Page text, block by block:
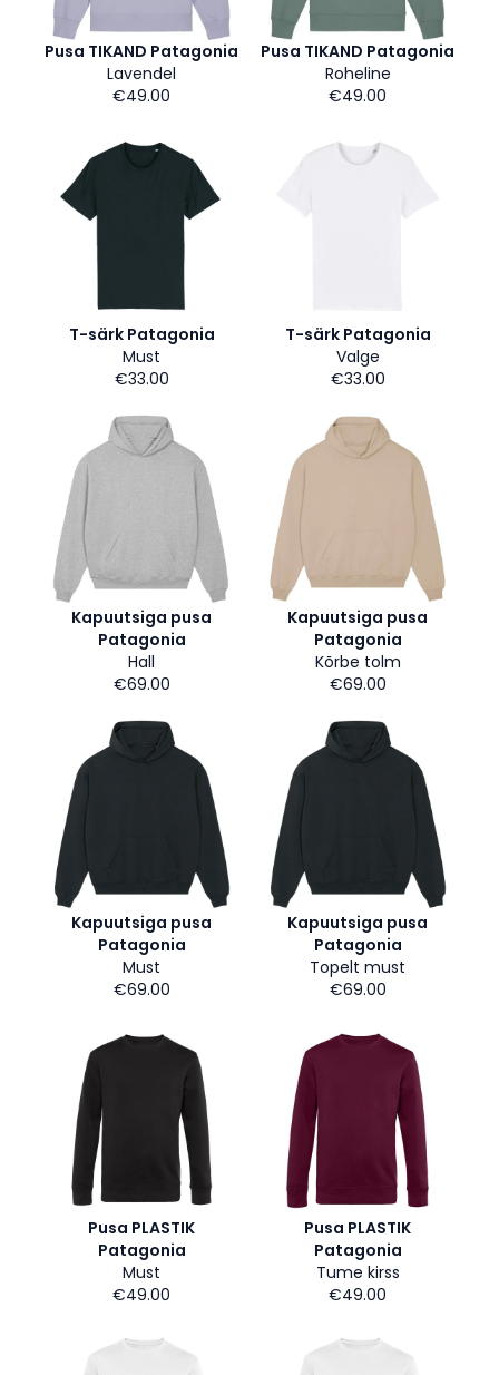
Pusa TIKAND Patagonia
Lavendel
€49.00
Pusa TIKAND Patagonia
Roheline
€49.00
T-särk Patagonia
Must
€33.00
T-särk Patagonia
Valge
€33.00
Kapuutsiga pusa
Patagonia
Hall
€69.00
Kapuutsiga pusa
Patagonia
Kõrbe tolm
€69.00
Kapuutsiga pusa
Patagonia
Must
€69.00
Kapuutsiga pusa
Patagonia
Topelt must
€69.00
Pusa PLASTIK
Patagonia
Must
€49.00
Pusa PLASTIK
Patagonia
Tume kirss
€49.00